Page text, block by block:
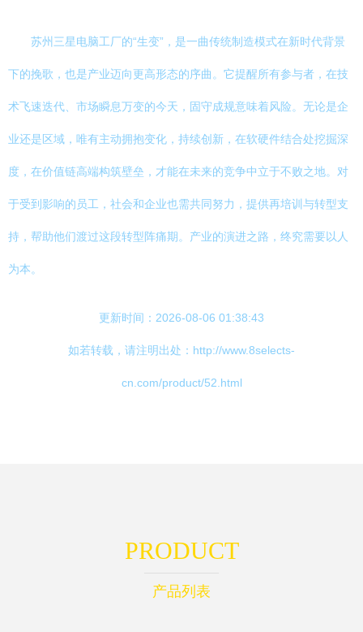
苏州三星电脑工厂的“生变”，是一曲传统制造模式在新时代背景
下的挽歌，也是产业迈向更高形态的序曲。它提醒所有参与者，在技
术飞速迭代、市场瞬息万变的今天，固守成规意味着风险。无论是企
业还是区域，唯有主动拥抱变化，持续创新，在软硬件结合处挖掘深
度，在价值链高端构筑壁垒，才能在未来的竞争中立于不败之地。对
于受到影响的员工，社会和企业也需共同努力，提供再培训与转型支
持，帮助他们渡过这段转型阵痛期。产业的演进之路，终究需要以人
为本。
更新时间：2026-08-06 01:38:43
如若转载，请注明出处：http://www.8selects-
cn.com/product/52.html
PRODUCT
产品列表